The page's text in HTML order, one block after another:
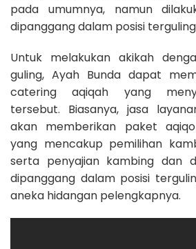
pada umumnya, namun
dipanggang dalam posisi
Untuk melakukan akikah
guling, Ayah Bunda dapat
catering aqiqah yang
tersebut. Biasanya, jasa
akan memberikan paket
yang mencakup pemilihan
serta penyajian kambing dan
dipanggang dalam posisi
aneka hidangan pelengkapnya.